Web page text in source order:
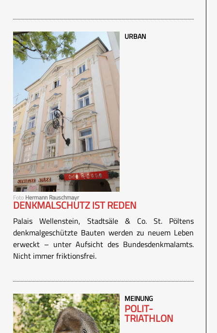
Foto Hermann Rauschmayr
URBAN
DENKMALSCHUTZ IST REDEN
Palais Wellenstein, Stadtsäle & Co. St. Pöltens
denkmalgeschützte Bauten werden zu neuem Leben
erweckt – unter Aufsicht des Bundesdenkmalamts.
Nicht immer friktionsfrei.
MEINUNG
POLIT-
TRIATHLON